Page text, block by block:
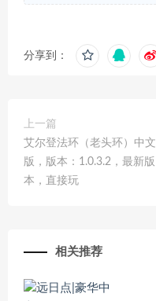
分享到：
上一篇
艾尔登法环（老头环）中文
版，版本：1.0.3.2，最新版
本，直接玩
相关推荐